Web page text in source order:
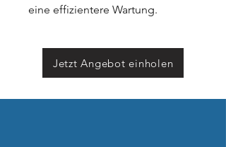
eine effizientere Wartung.
Jetzt Angebot einholen